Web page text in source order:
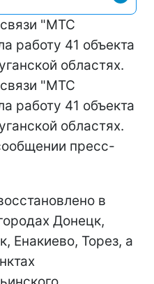
"МТС
работу 41 объекта
областях.
"МТС
работу 41 объекта
областях.
пресс-
в
Донецк,
Енакиево, Торез, а